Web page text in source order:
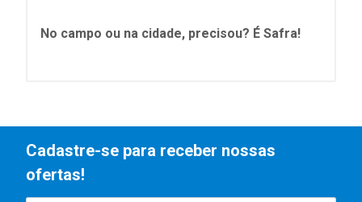
No campo ou na cidade, precisou? É Safra!
Cadastre-se para receber nossas
ofertas!